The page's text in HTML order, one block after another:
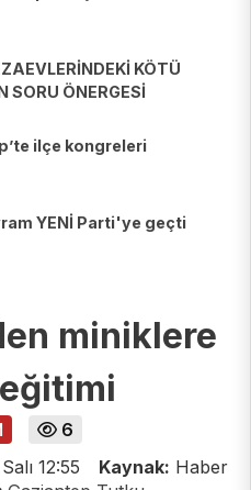
KÖTÜ
SORU ÖNERGESİ
ilçe kongreleri
YENİ Parti'ye geçti
miniklere
6
12:55 Kaynak: Haber